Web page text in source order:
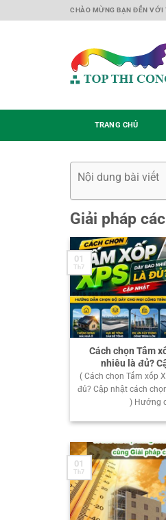
to
CHÀO MỪNG BẠN ĐẾN VỚI
TRANG CHỦ
Nội dung bài viết
Giải pháp
Cách chọn Tấm
nhiêu là đủ?
( Cách chọn Tấm xốp
đủ? Cập nhật cách
) Hướng
01
Th7
01
Th7